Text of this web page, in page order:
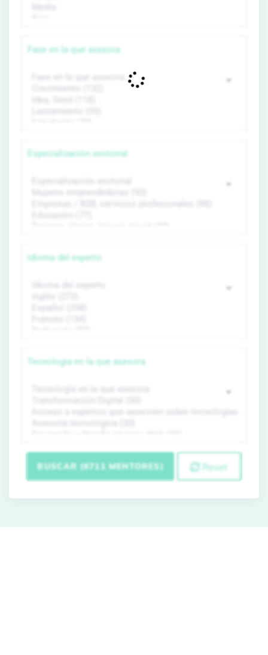
Fase en la que asesora
Especialización sectorial
Idioma del experto
Tecnología en la que asesora
BUSCAR (6711 MENTORES) Reset